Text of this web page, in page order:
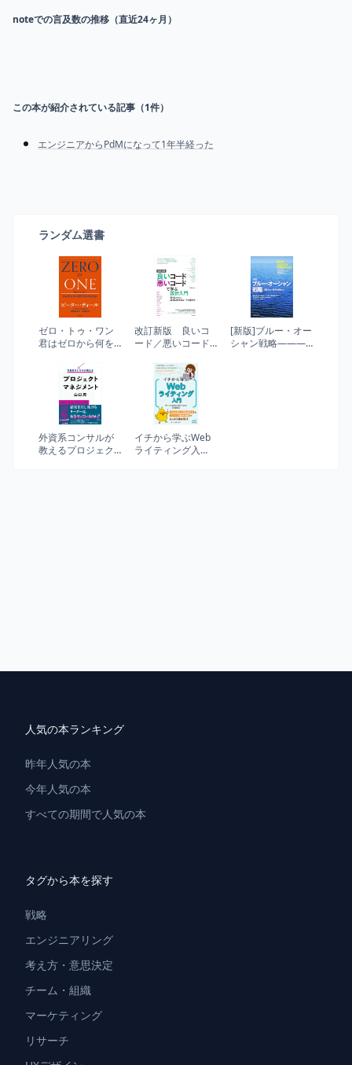
noteでの言及数の推移（直近24ヶ月）
この本が紹介されている記事（1件）
エンジニアからPdMになって1年半経った
ランダム選書
ゼロ・トゥ・ワン
君はゼロから何を
改訂新版 良いコ
ード／悪いコード
保守しやすい 成
長し続けるコード
の書き方
[新版]ブルー・オー
シャン戦略―――
外資系コンサルが
教えるプロジェク
イチから学ぶWeb
ライティング入
人気の本ランキング
昨年人気の本
今年人気の本
すべての期間で人気の本
タグから本を探す
戦略
エンジニアリング
考え方・意思決定
チーム・組織
マーケティング
リサーチ